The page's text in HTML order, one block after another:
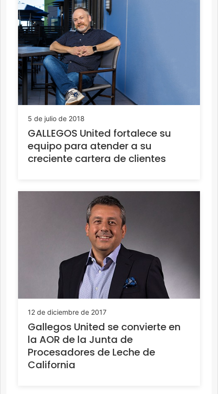
5 de julio de 2018
GALLEGOS United fortalece su
equipo para atender a su
creciente cartera de clientes
12 de diciembre de 2017
Gallegos United se convierte en
la AOR de la Junta de
Procesadores de Leche de
California